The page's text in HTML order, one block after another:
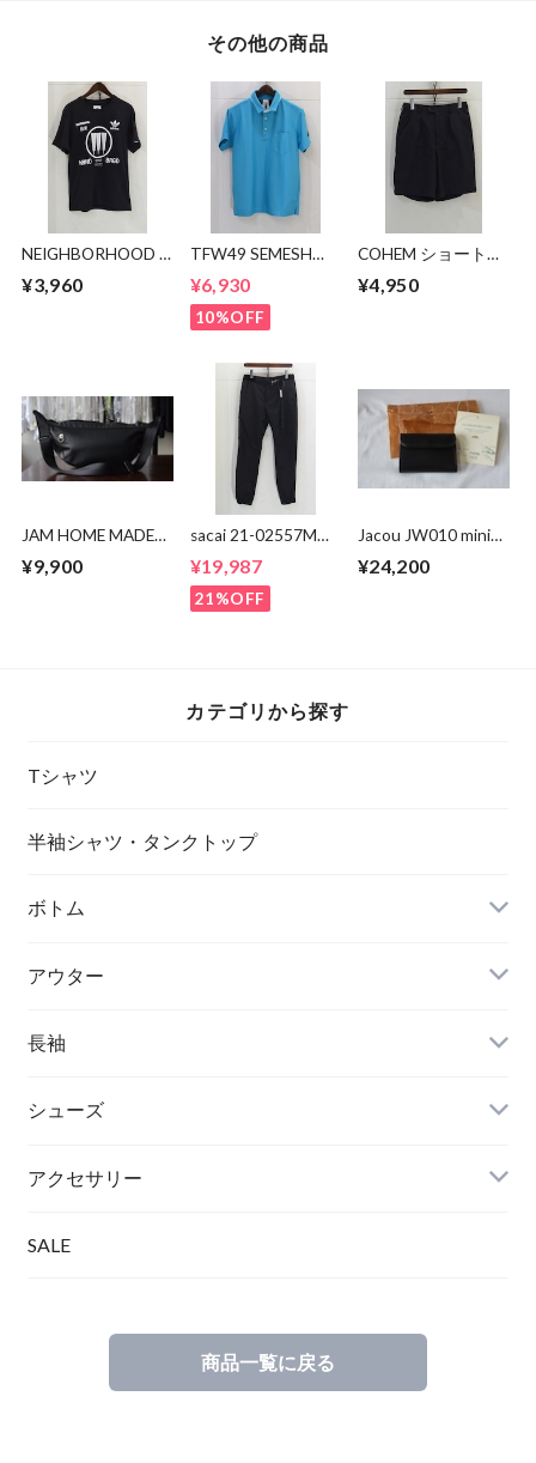
その他の商品
NEIGHBORHOOD ×
¥3,960
TFW49 SEMESH
¥6,930
10%OFF
COHEM ショートパ
¥4,950
JAM HOME MADE
ナナ ショルダーバ
¥9,900
sacai 21-02557M
¥19,987
21%OFF
Jacou JW010 mini
¥24,200
カテゴリから探す
Tシャツ
半袖シャツ・タンクトップ
ボトム
アウター
長袖
シューズ
アクセサリー
SALE
商品一覧に戻る